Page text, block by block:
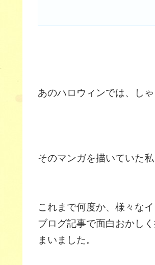
あのハロウィンでは、し
そのマンガを描いていた
これまで何度か、様々な
ブログ記事で面白おかし
まいました。